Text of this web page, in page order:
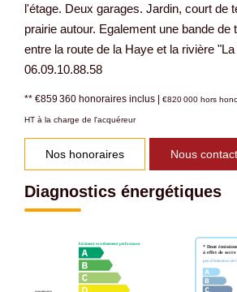
l'étage. Deux garages. Jardin, court de
prairie autour. Egalement une bande de
entre la route de la Haye et la rivière "La
06.09.10.88.58
** €859 360 honoraires inclus | €820 000 hors
HT à la charge de l'acquéreur
Nos honoraires Nous
Diagnostics énergétiques